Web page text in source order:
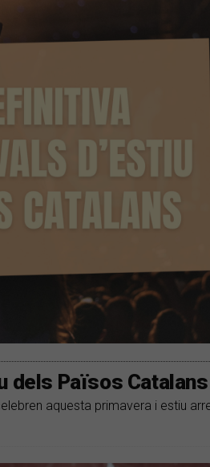
dels Països
aquesta primavera i estiu